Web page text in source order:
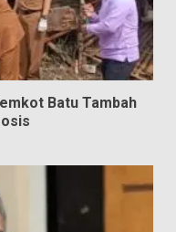
Batu Tambah